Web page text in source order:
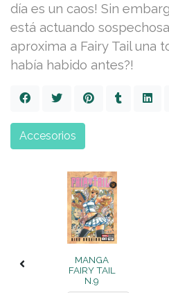
día es un caos! Sin
está actuando
aproxima a Fairy Tail una
había habido antes?!
MANGA
FAIRY TAIL
N.9
Accesorios